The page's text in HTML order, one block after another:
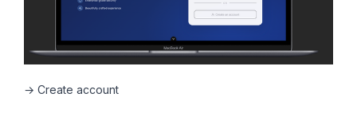
→ Create account